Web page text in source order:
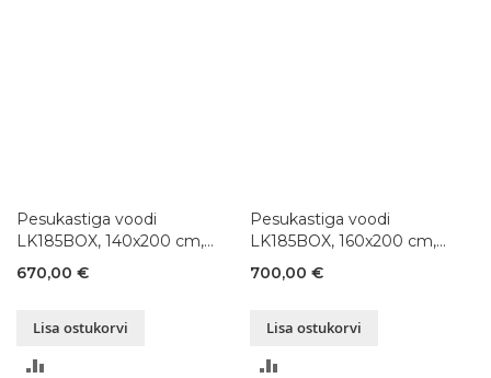
Pesukastiga voodi
LK185BOX, 140x200 cm,
pöök, värvivalik
670,00 €
Lisa ostukorvi
Pesukastiga voodi
LK185BOX, 160x200 cm,
pöök, värvivalik
700,00 €
Lisa ostukorvi